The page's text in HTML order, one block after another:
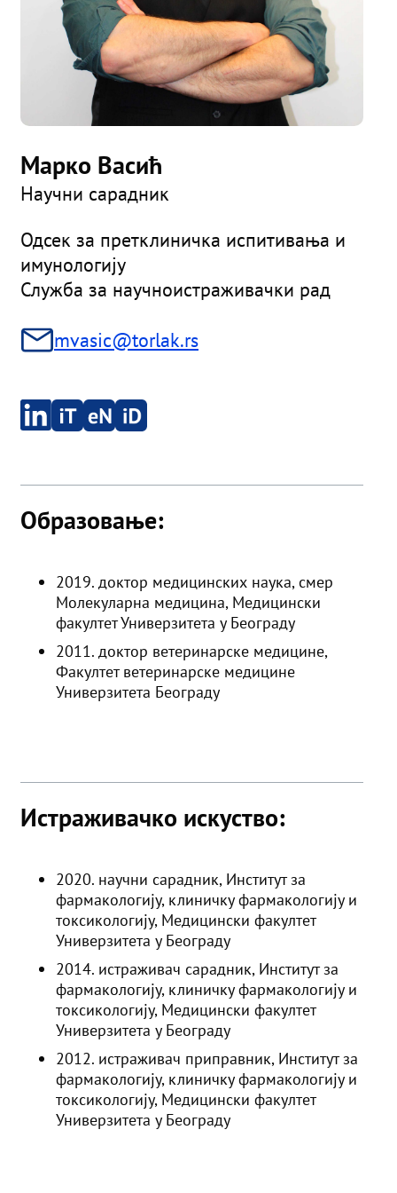
Образовање:
2019. доктор медицинских наука, смер
Молекуларна медицина, Медицински
факултет Универзитетa у Београду
2011. доктор ветеринарске медицине,
Факултет ветеринарске медицине
Универзитета Београду
Истраживачко искуство:
2020. научни сарадник, Институт за
фармакологију, клиничку фармакологију и
токсикологију, Медицински факултет
Универзитета у Београду
2014. истраживач сарадник, Институт за
фармакологију, клиничку фармакологију и
токсикологију, Медицински факултет
Универзитета у Београду
2012. истраживач приправник, Институт за
фармакологију, клиничку фармакологију и
токсикологију, Медицински факултет
Универзитета у Београду
Марко Васић
Научни сарадник
Одсек за претклиничка испитивања и
имунологију
Служба за научноистраживачки рад
mvasic@torlak.rs